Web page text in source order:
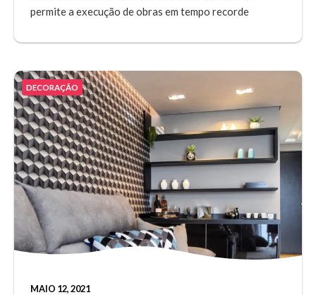
permite a execução de obras em tempo recorde
DECORAÇÃO
MAIO 12, 2021